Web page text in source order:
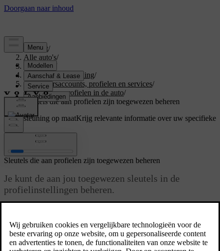
Support/
Alle auto's/
V60 2026
Gebruikershandleiding/
Gebruikersaccounts, profielen en services/
Gebruikersprofielen in de auto/
Sleutels die aan profielen zijn toegewezen beheren
Ondersteuning op maatKrijg relevante informatie over uw specifieke
auto.
Sleutels die aan profielen zijn toegewezen beheren
Je kunt de aan jou toegewezen sleutels in de
profielinstellingen beheren.